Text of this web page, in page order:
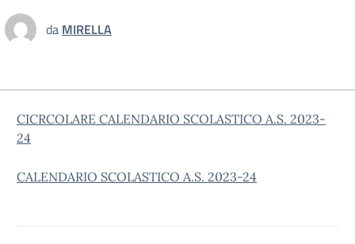
da MIRELLA
CICRCOLARE CALENDARIO SCOLASTICO A.S. 2023-
24
CALENDARIO SCOLASTICO A.S. 2023-24